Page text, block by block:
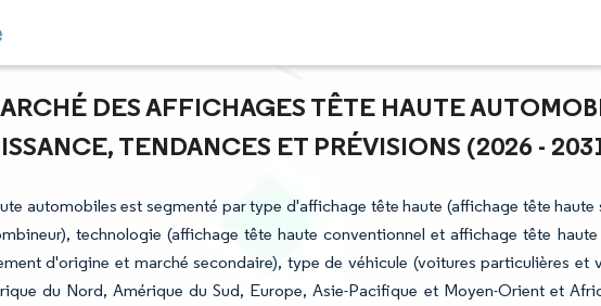
DES AFFICHAGES TÊTE HAUTE
TENDANCES ET PRÉVISIONS (2026 -
automobiles est segmenté par type d'affichage tête haute (affichage tête haute
technologie (affichage tête haute conventionnel et affichage tête
d'origine et marché secondaire), type de véhicule (voitures particulières et
du Nord, Amérique du Sud, Europe, Asie-Pacifique et Moyen-Orient et